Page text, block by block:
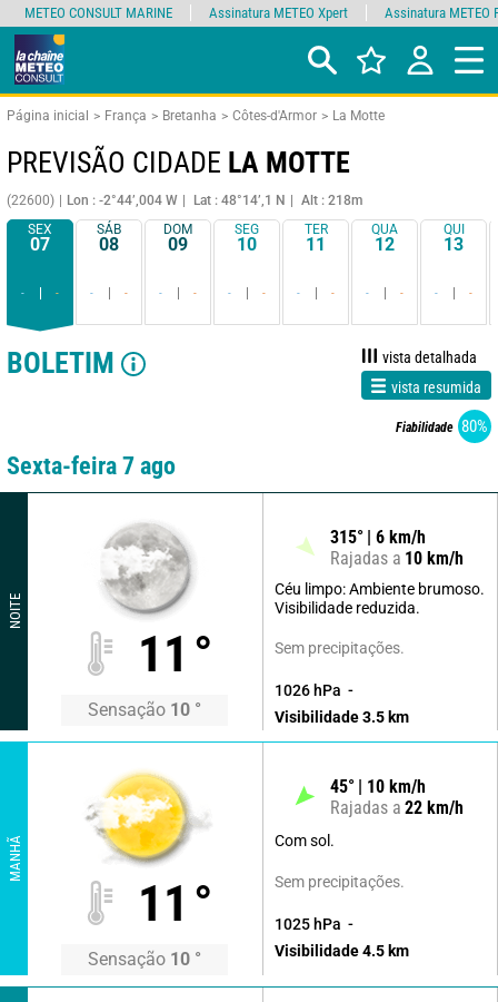
Página inicial França Bretanha Côtes-d'Armor La Motte
PREVISÃO CIDADE LA MOTTE
(22600) Lon : -2°44’,004 W Lat : 48°14’,1 N
Alt : 218m
SEX
07
- -
SÁB
08
- -
DOM
09
- -
SEG
10
- -
TER
11
- -
QUA
12
- -
QUI
13
- -
BOLETIM
vista detalhada
vista resumida
Fiabilidade 80%
Sexta-feira 7 ago
NOITE
11 °
Sensação 10 °
315° 6 km/h
Rajadas a 10 km/h
Céu limpo: Ambiente brumoso.
Visibilidade reduzida.
Sem precipitações.
1026 hPa
Visibilidade 3.5 km
MANHÃ
11 °
Sensação 10 °
45° 10 km/h
Rajadas a 22 km/h
Com sol.
Sem precipitações.
1025 hPa
Visibilidade 4.5 km
METEO CONSULT MARINE Assinatura METEO Xpert Assinatura METEO